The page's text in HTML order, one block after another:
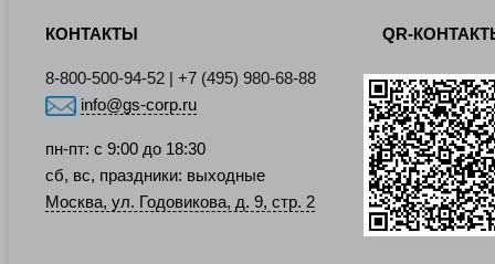
КОНТАКТЫ
8-800-500-94-52 | +7 (495) 980-68-88
info@gs-corp.ru
пн-пт: с 9:00 до 18:30
сб, вс, праздники: выходные
Москва, ул. Годовикова, д. 9, стр. 2
QR-